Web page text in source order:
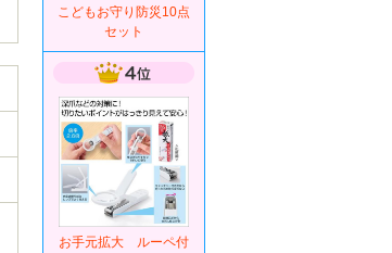
こどもお守り防災10点
セット
お手元拡大 ルーペ付